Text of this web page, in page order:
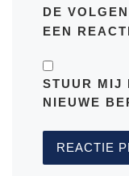
DE
EEN
STUUR MIJ
NIEUWE